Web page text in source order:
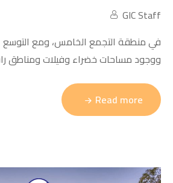
GIC Staff
في منطقة التجمع الخامس، ومع التوسع
ووجود مساحات خضراء وفيلات ومناطق
Read more